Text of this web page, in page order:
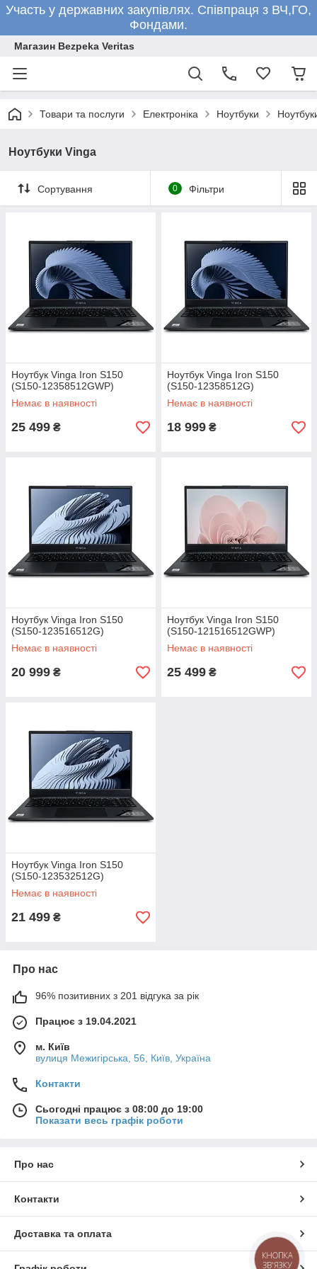
Участь у державних закупівлях. Співпраця з ВЧ,ГО,
Фондами.
Магазин Bezpeka Veritas
Товари та послуги Електроніка Ноутбуки
Ноутбуки Vinga
Сортування 0 Фільтри
Ноутбук Vinga Iron S150
(S150-12358512GWP)
Немає в наявності
25 499 ₴
Ноутбук Vinga Iron S150
(S150-12358512G)
Немає в наявності
18 999 ₴
Ноутбук Vinga Iron S150
(S150-123516512G)
Немає в наявності
20 999 ₴
Ноутбук Vinga Iron S150
(S150-121516512GWP)
Немає в наявності
25 499 ₴
Ноутбук Vinga Iron S150
(S150-123532512G)
Немає в наявності
21 499 ₴
Про нас
96% позитивних з 201 відгука за рік
Працює з 19.04.2021
м. Київ
вулиця Межигірська, 56, Київ, Україна
Контакти
Сьогодні працює з 08:00 до 19:00
Показати весь графік роботи
Про нас
Контакти
Доставка та оплата
КНОПКА
ЗВ'ЯЗКУ